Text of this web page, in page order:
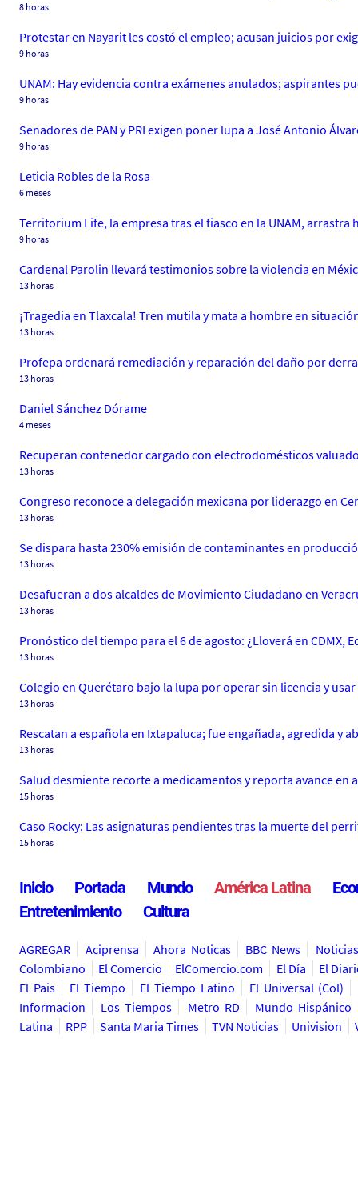
8 horas
Protestar en Nayarit les costó el empleo; acusan juicios por
9 horas
UNAM: Hay evidencia contra exámenes anulados; aspirantes
9 horas
Senadores de PAN y PRI exigen poner lupa a José Antonio
9 horas
Leticia Robles de la Rosa
6 meses
Territorium Life, la empresa tras el fiasco en la UNAM, arrastra
9 horas
Cardenal Parolin llevará testimonios sobre la violencia en
13 horas
¡Tragedia en Tlaxcala! Tren mutila y mata a hombre en
13 horas
Profepa ordenará remediación y reparación del daño por
13 horas
Daniel Sánchez Dórame
4 meses
Recuperan contenedor cargado con electrodomésticos
13 horas
Congreso reconoce a delegación mexicana por liderazgo en
13 horas
Se dispara hasta 230% emisión de contaminantes en
13 horas
Desafueran a dos alcaldes de Movimiento Ciudadano en
13 horas
Pronóstico del tiempo para el 6 de agosto: ¿Lloverá en CDMX,
13 horas
Colegio en Querétaro bajo la lupa por operar sin licencia y
13 horas
Rescatan a española en Ixtapaluca; fue engañada, agredida y
13 horas
Salud desmiente recorte a medicamentos y reporta avance en
15 horas
Caso Rocky: Las asignaturas pendientes tras la muerte del
15 horas
Inicio Portada Mundo América Latina
Entretenimiento
Cultura
AGREGAR Aciprensa Ahora Noticas BBC News
Colombiano
El Comercio ElComercio.com El Día
El
El Pais
El Tiempo El Tiempo Latino
El Universal (Col)
Informacion
Los Tiempos Metro RD
Mundo Hispánico
Latina
RPP Santa Maria Times TVN Noticias Univision